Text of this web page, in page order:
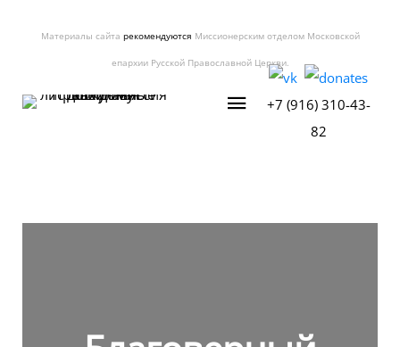
Материалы сайта рекомендуются Миссионерским отделом Московской
епархии Русской Православной Церкви.
+7 (916) 310-43-
82